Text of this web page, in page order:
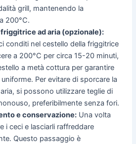
grill, mantenendo la
200°C.
ad aria (opzionale):
conditi nel cestello della friggitrice
a 200°C per circa 15-20 minuti,
a metà cottura per garantire
Per evitare di sporcare la
si possono utilizzare teglie di
preferibilmente senza fori.
e conservazione: Una volta
i ceci e lasciarli raffreddare
Questo passaggio è